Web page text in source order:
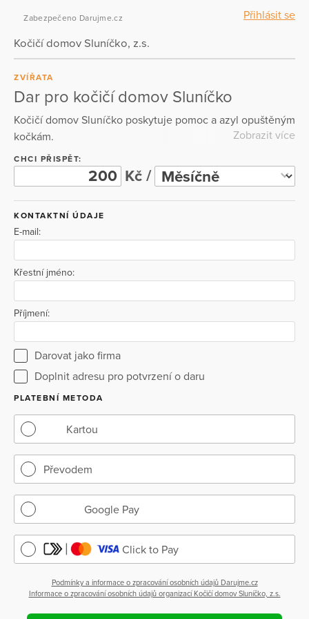
Přihlásit se
Zabezpečeno Darujme.cz
Kočičí domov Sluníčko, z.s.
ZVÍŘATA
Dar pro kočičí domov Sluníčko
Kočičí domov Sluníčko poskytuje pomoc a azyl opuštěným
kočkám.
Zobrazit více
CHCI PŘISPĚT:
Kč /
KONTAKTNÍ ÚDAJE
E-mail:
Křestní jméno:
Příjmení:
Darovat jako firma
Doplnit adresu pro potvrzení o daru
PLATEBNÍ METODA
Kartou
Převodem
Google Pay
Click to Pay
Podmínky a informace o zpracování osobních údajů Darujme.cz
Informace o zpracování osobních údajů organizací Kočičí domov Sluníčko, z.s.